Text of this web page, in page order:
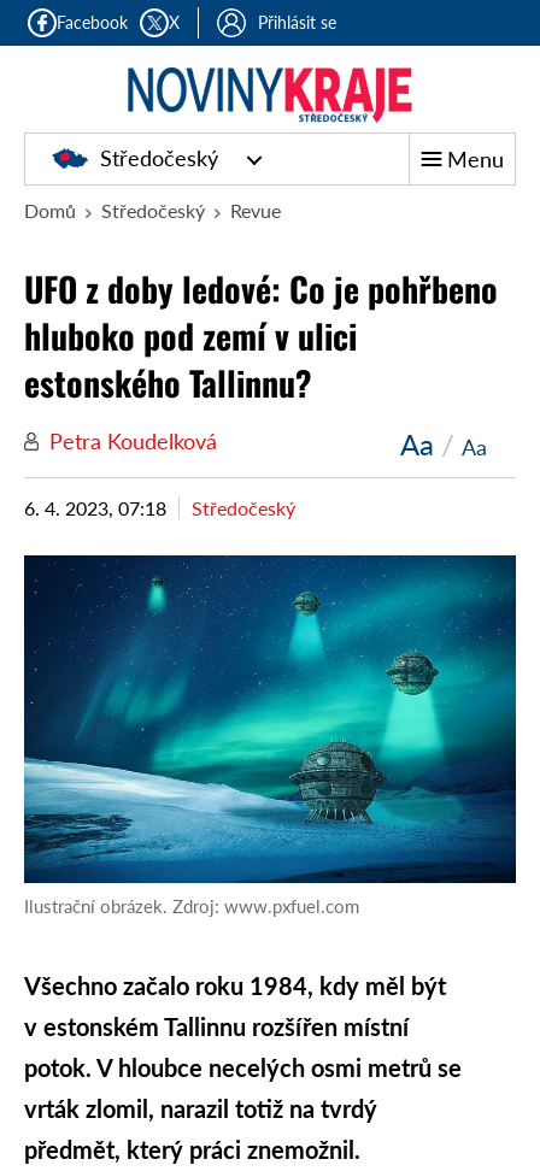
Facebook X Přihlásit se
Středočeský Menu
Domů Středočeský Revue
UFO z doby ledové: Co je pohřbeno
hluboko pod zemí v ulici
estonského Tallinnu?
Petra Koudelková Aa / Aa
6. 4. 2023, 07:18 Středočeský
Ilustrační obrázek. Zdroj: www.pxfuel.com
Všechno začalo roku 1984, kdy měl být
v estonském Tallinnu rozšířen místní
potok. V hloubce necelých osmi metrů se
vrták zlomil, narazil totiž na tvrdý
předmět, který práci znemožnil.